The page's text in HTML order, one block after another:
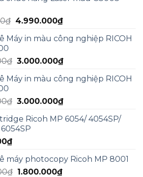
₫ Giá
là:
4.990.000₫Giá
tại
4.990.000₫.
Máy in màu công nghiệp RICOH
₫ Giá
là:
3.000.000₫Giá
tại
3.000.000₫.
Máy in màu công nghiệp RICOH
₫ Giá
là:
5.000.000₫.
3.000.000₫Giá
tại
Ricoh MP 6054/ 4054SP/
₫
máy photocopy Ricoh MP 8001
₫ Giá
1.800.000₫Giá